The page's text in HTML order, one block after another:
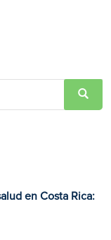
en Costa Rica: